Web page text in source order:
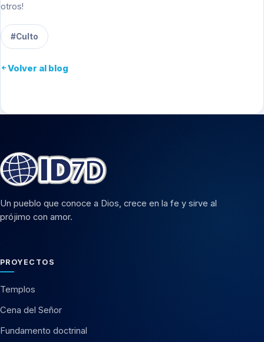
otros!
#Culto
Volver al blog
Un pueblo que conoce a Dios, crece en la fe y sirve al
prójimo con amor.
PROYECTOS
Templos
Cena del Señor
Fundamento doctrinal